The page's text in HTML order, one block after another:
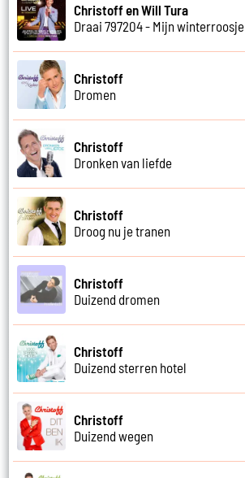
Christoff en Will Tura
Draai 797204 - Mijn winterroosje
Christoff
Dromen
Christoff
Dronken van liefde
Christoff
Droog nu je tranen
Christoff
Duizend dromen
Christoff
Duizend sterren hotel
Christoff
Duizend wegen